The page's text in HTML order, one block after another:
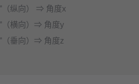
（纵向） ⇒ 角度x
（横向）⇒ 角度y
（垂向）⇒ 角度z